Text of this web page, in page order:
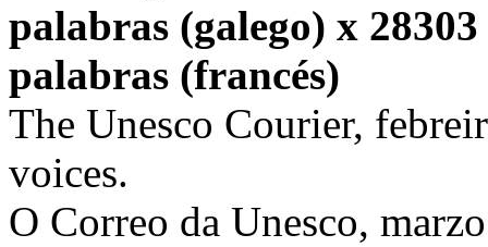
palabras (galego) x
palabras (francés)
The Unesco Courier,
voices.
O Correo da Unesco,